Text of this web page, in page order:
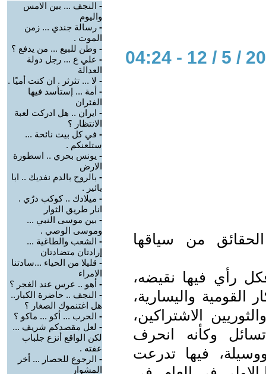
من سياقها
رأي فيها نقيضه،
القومية واليسارية،
الاشتراكين،
وكأنه انحرف
فيها تدرعت
- النجف ... بين الامس
واليوم
- رسالة جندي ... زمن
الموت .
- وطن للبيع ... من يدفع ؟
- علي ع ... رجل دولة
العدالة
- لا ... تثرثر . ان كنت أميًا .
- أمة ... إستأسد فيها
الفئران
- ايران .. هل ادركت لعبة
الانتظار ؟
- في كل بيت نائحة ...
ستلعنكم .
- يونس بحري .. اسطورة
الارض
- بالروح بالدم نفديك .. ابا
يائير .
- ميلادك .. كوكب درٌي .
انار طريق الثوار
- بين موسى النبي ...
وموسى الوصي .
- الشعب والطاغية ...
إرادتان متضادتان
- قليلا من الحياء ...سادتنا
الامراء
- أهو .. عرس عند الغجر ؟
- النجف .. حاضرة الكبار..
هل اغتنموك الصغار ؟
- الحرب ... أكو ... ماكو ؟
- لعل مقصدكم شريف ...
لكن الواقع أنزع جلباب
عفته .
- الرجوع للحصار ... أخر
المشوار